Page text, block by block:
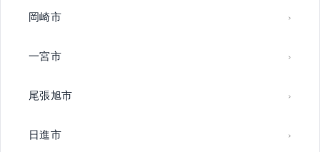
岡崎市
一宮市
尾張旭市
日進市